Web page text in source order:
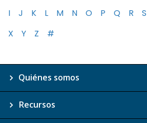
I
J K L M N O P Q R S
X
Y Z #
Quiénes somos
Recursos